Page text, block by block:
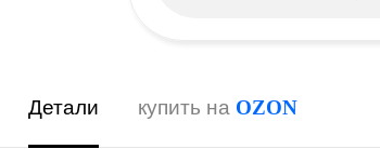
Детали купить на OZON